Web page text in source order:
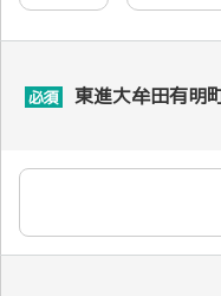
必須 東進大牟田有明